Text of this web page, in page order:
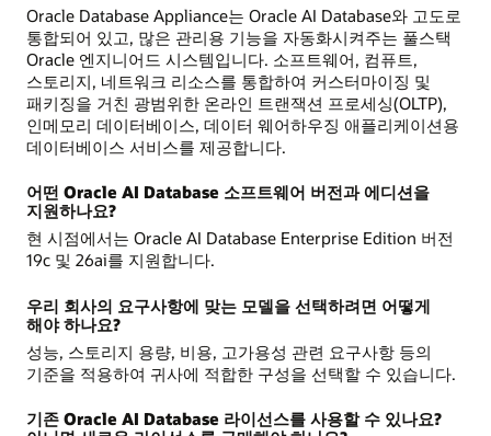
Oracle Database Appliance는 Oracle AI Database와 고도로
통합되어 있고, 많은 관리용 기능을 자동화시켜주는 풀스택
Oracle 엔지니어드 시스템입니다. 소프트웨어, 컴퓨트,
스토리지, 네트워크 리소스를 통합하여 커스터마이징 및
패키징을 거친 광범위한 온라인 트랜잭션 프로세싱(OLTP),
인메모리 데이터베이스, 데이터 웨어하우징 애플리케이션용
데이터베이스 서비스를 제공합니다.
어떤 Oracle AI Database 소프트웨어 버전과 에디션을
지원하나요?
현 시점에서는 Oracle AI Database Enterprise Edition 버전
19c 및 26ai를 지원합니다.
우리 회사의 요구사항에 맞는 모델을 선택하려면 어떻게
해야 하나요?
성능, 스토리지 용량, 비용, 고가용성 관련 요구사항 등의
기준을 적용하여 귀사에 적합한 구성을 선택할 수 있습니다.
기존 Oracle AI Database 라이선스를 사용할 수 있나요?